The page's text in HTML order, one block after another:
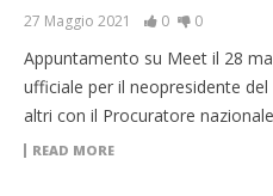
27 Maggio 2021 0 0
Appuntamento su Meet il 28
ufficiale per il neopresidente
altri con il Procuratore
READ MORE